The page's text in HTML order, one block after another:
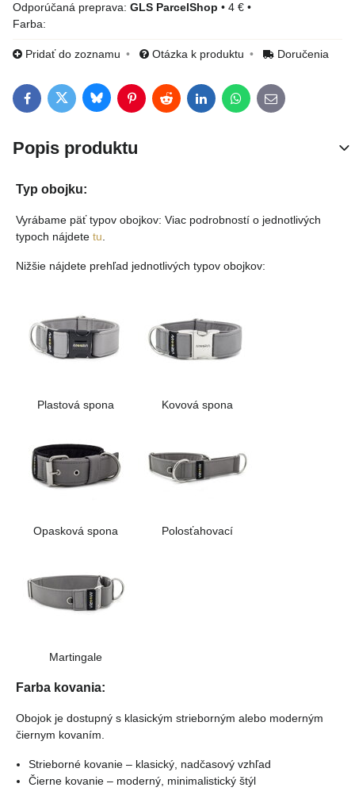
GLS ParcelShop • 4 € •
Farba:
Pridať do zoznamu Otázka k produktu Doručenia
FacebookTwitterBlueskyPinterestRedditLinkedInWhatsApp
E-mail
Popis produktu
Typ obojku:
Vyrábame päť typov obojkov: Viac podrobností o jednotlivých
typoch nájdete tu
Nižšie nájdete prehľad jednotlivých typov obojkov:
Plastová spona Kovová spona
Opasková spona Polosťahovací
Martingale
Farba kovania:
Obojok je dostupný s klasickým strieborným alebo moderným
čiernym kovaním.
Strieborné kovanie – klasický, nadčasový vzhľad
Čierne kovanie – moderný, minimalistický štýl